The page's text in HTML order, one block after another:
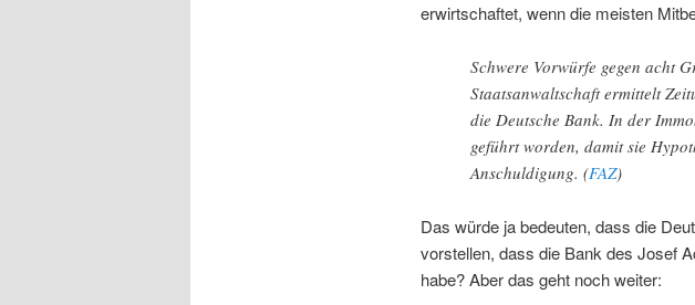
erwirtschaftet, wenn die meisten
Schwere Vorwürfe gegen acht
Staatsanwaltschaft ermittelt
die Deutsche Bank. In der
geführt worden, damit sie
Anschuldigung. (FAZ)
Das würde ja bedeuten, dass die
vorstellen, dass die Bank des Josef
habe? Aber das geht noch weiter: